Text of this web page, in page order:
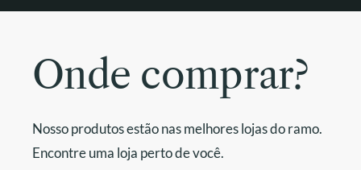
Onde comprar?
Nosso produtos estão nas melhores lojas do ramo.
Encontre uma loja perto de você.